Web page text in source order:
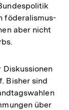
föderalismus-
aber nicht
Bisher sind
über